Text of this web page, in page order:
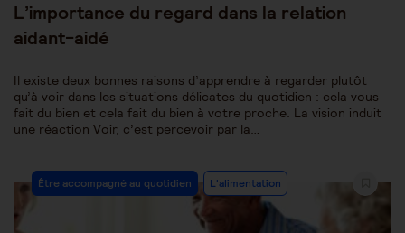
L’importance du regard dans la relation
aidant-aidé
Il existe deux bonnes raisons d’apprendre à regarder plutôt
qu’à voir dans les situations délicates du quotidien : cela vous
fait du bien et cela fait du bien à votre proche. La vision induit
une réaction Voir, c’est percevoir par la…
Post
Category:
Être accompagné au quotidien L'alimentation